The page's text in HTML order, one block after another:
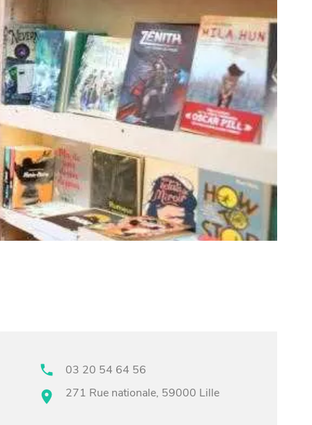
03 20 54 64 56
271 Rue nationale, 59000 Lille